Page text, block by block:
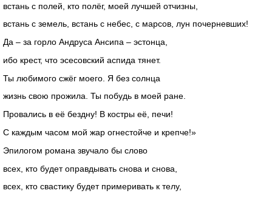
встань с полей, кто полёг, моей лучшей отчизны,
встань с земель, встань с небес, с марсов, лун почерневших!
Да – за горло Андруса Ансипа – эстонца,
ибо крест, что эсесовский аспида тянет.
Ты любимого сжёг моего. Я без солнца
жизнь свою прожила. Ты побудь в моей ране.
Провались в её бездну! В костры её, печи!
С каждым часом мой жар огнестойче и крепче!»
Эпилогом романа звучало бы слово
всех, кто будет оправдывать снова и снова,
всех, кто свастику будет примеривать к телу,